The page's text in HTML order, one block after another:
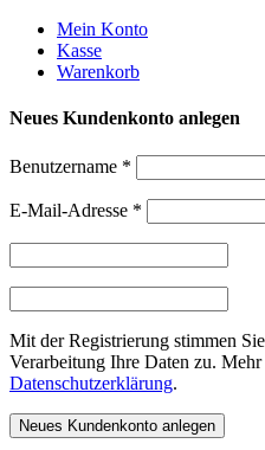
Weiter
zum
Inhalt
Mein Konto
Kasse
Warenkorb
Neues Kundenkonto anlegen
Benutzername *
E-Mail-Adresse *
Mit der Registrierung stimmen
Verarbeitung Ihre Daten zu.
Datenschutzerklärung.